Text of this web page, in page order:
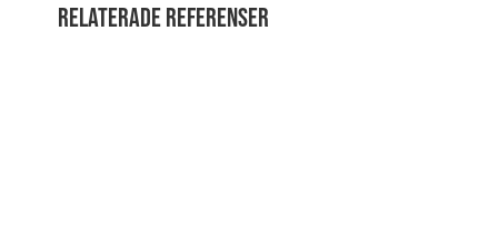
Relaterade referenser